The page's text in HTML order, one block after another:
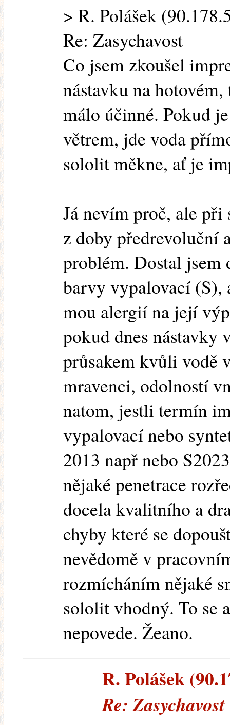
> R. Polášek
Re: Zasychavost
Co jsem zkoušel
nástavku na
málo účinné. Pokud
větrem, jde voda
sololit měkne, ať je
Já nevím proč, ale při
z doby předrevoluční
problém. Dostal
barvy vypalovací (S),
mou alergií na její
pokud dnes nástavky
průsakem kvůli vodě
mravenci, odolností
natom, jestli termín
vypalovací nebo
2013 např nebo
nějaké penetrace
docela kvalitního a
chyby které se
nevědomě v
rozmícháním nějaké
sololit vhodný. To se
nepovede. Žeano.
R. Polášek
Re: Zasychavost